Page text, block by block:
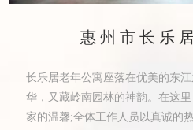
惠州市长乐
长乐居老年公寓座落在优美的东
华，又藏岭南园林的神韵。在这
家的温馨;全体工作人员以真诚的